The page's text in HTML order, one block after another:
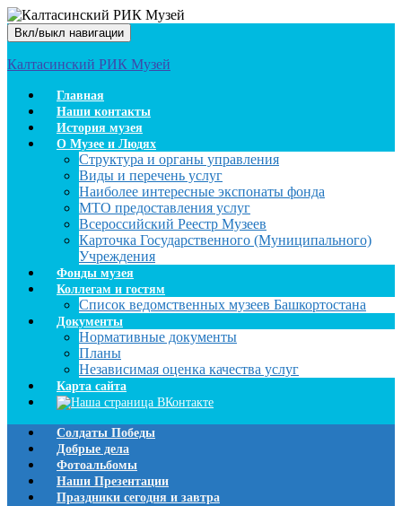
Вкл/выкл навигации
Калтасинский РИК Музей
Главная
Наши контакты
История музея
О Музее и Людях
Структура и органы управления
Виды и перечень услуг
Наиболее интересные экспонаты фонда
МТО предоставления услуг
Всероссийский Реестр Музеев
Карточка Государственного (Муниципального)
Учреждения
Фонды музея
Коллегам и гостям
Список ведомственных музеев Башкортостана
Документы
Нормативные документы
Планы
Независимая оценка качества услуг
Карта сайта
Солдаты Победы
Добрые дела
Фотоальбомы
Наши Презентации
Праздники сегодня и завтра